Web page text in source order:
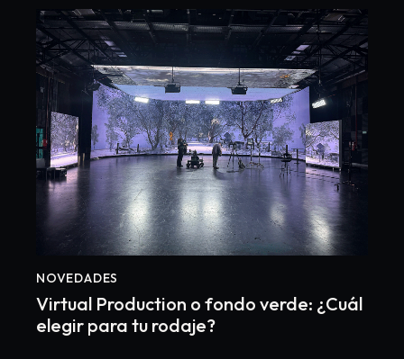
NOVEDADES
Virtual Production o fondo verde: ¿Cuál
elegir para tu rodaje?